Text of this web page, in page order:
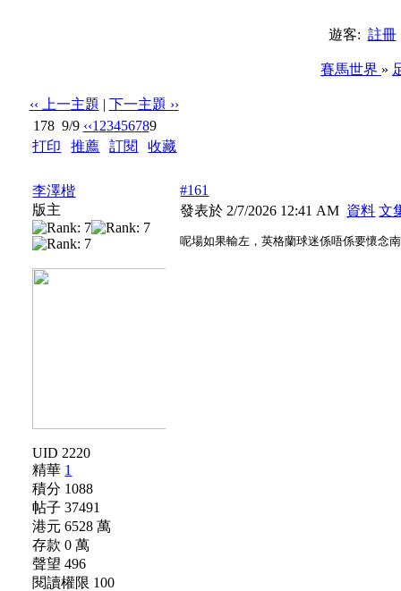
遊客: 註冊
賽馬世界 »
‹‹ 上一主題 | 下一主題 ››
178 9/9 ‹‹1 23456789
打印 |推薦 |訂閱 |收藏
李澤楷
版主
UID 2220
精華 1
積分 1088
帖子 37491
港元 6528 萬
存款 0 萬
聲望 496
閱讀權限 100
#161
發表於 2/7/2026 12:41 AM 資料 文
呢場如果輸左，英格蘭球迷係唔係要懷念